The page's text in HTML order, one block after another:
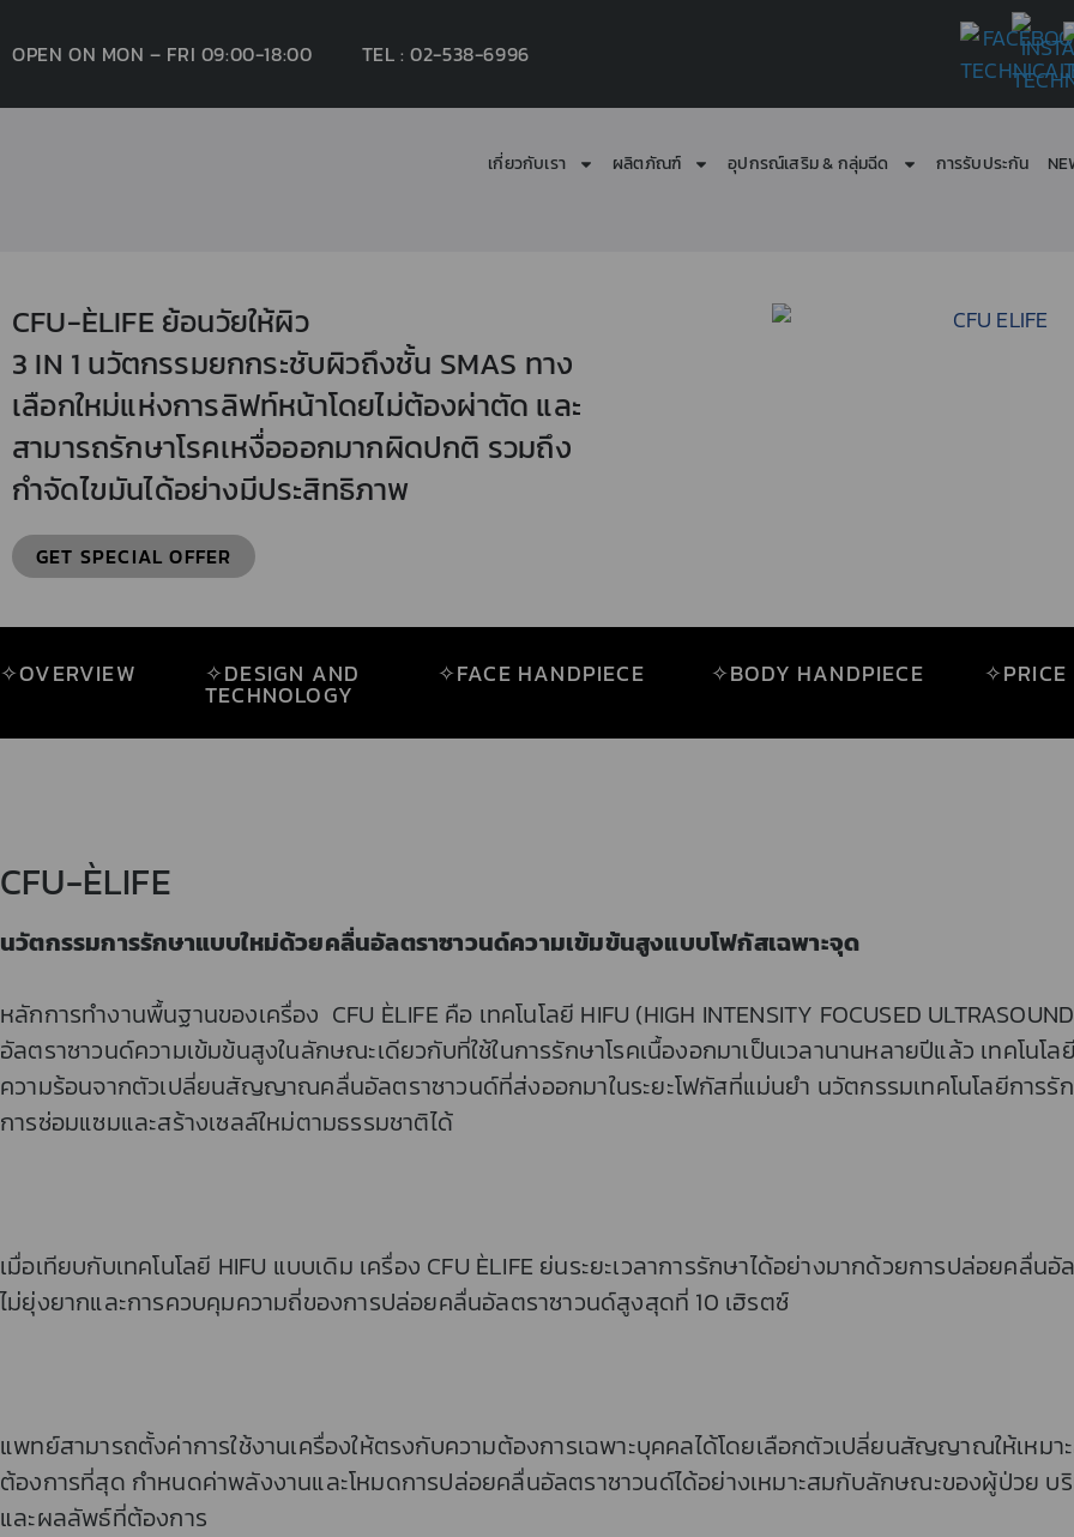
OPEN ON MON – FRI 09:00-18:00 TEL : 02-538-6996
เกี่ยวกับเรา ผลิตภัณฑ์ อุปกรณ์เสริม & กลุ่มฉีด การรับประกัน
CFU-ÈLIFE ย้อนวัยให้ผิว
3 IN 1 นวัตกรรมยกกระชับผิวถึงชั้น SMAS ทาง
เลือกใหม่แห่งการลิฟท์หน้าโดยไม่ต้องผ่าตัด และ
สามารถรักษาโรคเหงื่อออกมากผิดปกติ รวมถึง
กำจัดไขมันได้อย่างมีประสิทธิภาพ
GET SPECIAL OFFER
✧OVERVIEW ✧DESIGN AND
TECHNOLOGY
✧FACE HANDPIECE ✧BODY HANDPIECE ✧PRICE
CFU-ÈLIFE
นวัตกรรมการรักษาแบบใหม่ด้วยคลื่นอัลตราซาวนด์ความเข้มข้นสูงแบบโฟกัสเฉพาะจุด
หลักการทำงานพื้นฐานของเครื่อง CFU ÈLIFE คือ เทคโนโลยี HIFU (HIGH INTENSITY FOCUSED
อัลตราซาวนด์ความเข้มข้นสูงในลักษณะเดียวกับที่ใช้ในการรักษาโรคเนื้องอกมาเป็นเวลานานหลายปีแล้ว เทคโนโล
ความร้อนจากตัวเปลี่ยนสัญญาณคลื่นอัลตราซาวนด์ที่ส่งออกมาในระยะโฟกัสที่แม่นยำ นวัตกรรมเทคโนโลยีการรั
การซ่อมแซมและสร้างเซลล์ใหม่ตามธรรมชาติได้
เมื่อเทียบกับเทคโนโลยี HIFU แบบเดิม เครื่อง CFU ÈLIFE ย่นระยะเวลาการรักษาได้อย่างมากด้วยการปล่อยคลื่น
ไม่ยุ่งยากและการควบคุมความถี่ของการปล่อยคลื่นอัลตราซาวนด์สูงสุดที่ 10 เฮิรตซ์
แพทย์สามารถตั้งค่าการใช้งานเครื่องให้ตรงกับความต้องการเฉพาะบุคคลได้โดยเลือกตัวเปลี่ยนสัญญาณให้เหมา
ต้องการที่สุด กำหนดค่าพลังงานและโหมดการปล่อยคลื่นอัลตราซาวนด์ได้อย่างเหมาะสมกับลักษณะของผู้ป่วย บ
และผลลัพธ์ที่ต้องการ